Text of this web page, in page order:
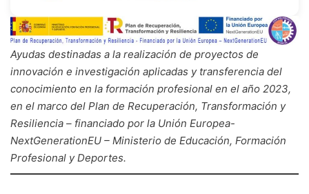
Ayudas destinadas a la realización de proyectos de
innovación e investigación aplicadas y transferencia del
conocimiento en la formación profesional en el año 2023,
en el marco del Plan de Recuperación, Transformación y
Resiliencia – financiado por la Unión Europea-
NextGenerationEU – Ministerio de Educación, Formación
Profesional y Deportes.